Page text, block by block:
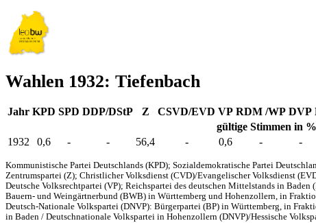
Wahlen 1932: Tiefenbach
Jahr KPD SPD DDP/DStP Z CSVD/EVD VP RDM /WP DVP
gültige Stimmen in %
1932
0,6 - - 56,4 - 0,6 - -
Kommunistische Partei Deutschlands (KPD); Sozialdemokratische Partei
Zentrumspartei (Z); Christlicher Volksdienst (CVD)/Evangelischer Volksdienst
Deutsche Volksrechtpartei (VP); Reichspartei des deutschen Mittelstands in
Bauern- und Weingärtnerbund (BWB) in Württemberg und Hohenzollern, in
Deutsch-Nationale Volkspartei (DNVP): Bürgerpartei (BP) in Württemberg, in
in Baden / Deutschnationale Volkspartei in Hohenzollern (DNVP)/Hessische